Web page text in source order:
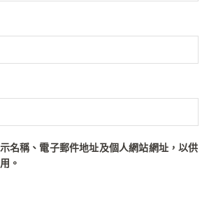
名稱、電子郵件地址及個人網站網址，以供
。